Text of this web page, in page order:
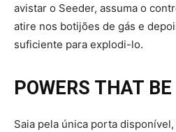
avistar o Seeder, assuma o
atire nos botijões de gás e
suficiente para explodi-lo.
POWERS THAT BE
Saia pela única porta